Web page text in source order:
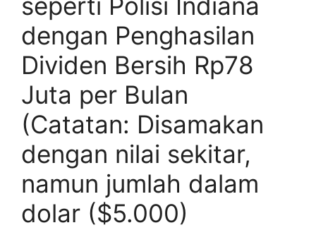
dengan Penghasilan
Dividen Bersih Rp78
Juta per Bulan
(Catatan: Disamakan
dengan nilai sekitar,
namun jumlah dalam
dolar ($5.000)